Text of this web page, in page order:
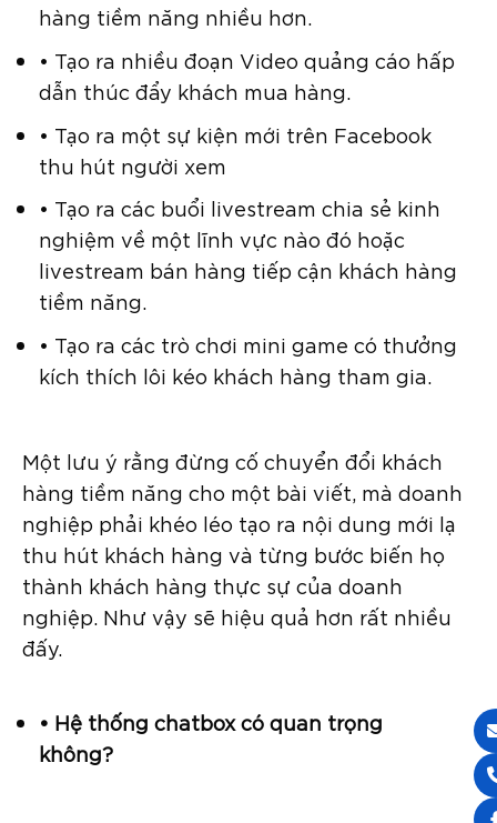
hàng tiềm năng nhiều hơn.
• Tạo ra nhiều đoạn Video quảng cáo hấp
dẫn thúc đẩy khách mua hàng.
• Tạo ra một sự kiện mới trên Facebook
thu hút người xem
• Tạo ra các buổi livestream chia sẻ kinh
nghiệm về một lĩnh vực nào đó hoặc
livestream bán hàng tiếp cận khách hàng
tiềm năng.
• Tạo ra các trò chơi mini game có thưởng
kích thích lôi kéo khách hàng tham gia.
Một lưu ý rằng đừng cố chuyển đổi khách
hàng tiềm năng cho một bài viết, mà doanh
nghiệp phải khéo léo tạo ra nội dung mới lạ
thu hút khách hàng và từng bước biến họ
thành khách hàng thực sự của doanh
nghiệp. Như vậy sẽ hiệu quả hơn rất nhiều
đấy.
• Hệ thống chatbox có quan trọng
không?